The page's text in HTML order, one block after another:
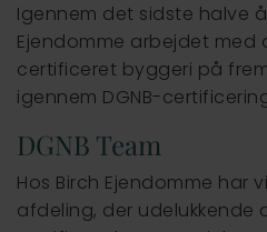
Igennem det sidste halve
Ejendomme arbejdet med
certificeret byggeri på
igennem DGNB-
DGNB Team
Hos Birch Ejendomme har
afdeling, der udelukkende